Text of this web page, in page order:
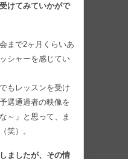
けてみていかがで
まで2ヶ月くらいあ
シャーを感じてい
もレッスンを受け
選通過者の映像を
～」と思って、ま
笑）。
ましたが、その情